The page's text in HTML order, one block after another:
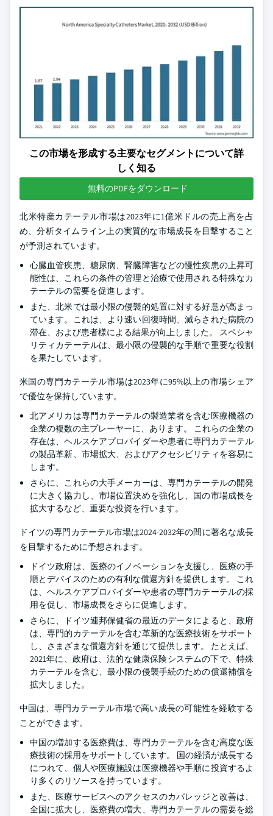
この市場を形成する主要なセグメントについて詳
しく知る
無料のPDFをダウンロード
北米特産カテーテル市場は2023年に1億米ドルの売上高を占
め、分析タイムライン上の実質的な市場成長を目撃すること
が予測されています。
心臓血管疾患、糖尿病、腎臓障害などの慢性疾患の上昇可
能性は、これらの条件の管理と治療で使用される特殊なカ
テーテルの需要を促進します。
また、北米では最小限の侵襲的処置に対する好意が高まっ
ています。これは、より速い回復時間、減らされた病院の
滞在、および患者様による結果が向上しました。 スペシャ
リティカテーテルは、最小限の侵襲的な手順で重要な役割
を果たしています。
米国の専門カテーテル市場は2023年に95%以上の市場シェア
で優位を保持しています。
北アメリカは専門カテーテルの製造業者を含む医療機器の
企業の複数の主プレーヤーに、あります。 これらの企業の
存在は、ヘルスケアプロバイダーや患者に専門カテーテル
の製品革新、市場拡大、およびアクセシビリティを容易に
します。
さらに、これらの大手メーカーは、専門カテーテルの開発
に大きく協力し、市場位置決めを強化し、国の市場成長を
拡大するなど、重要な投資を行います。
ドイツの専門カテーテル市場は2024-2032年の間に著名な成長
を目撃するために予想されます。
ドイツ政府は、医療のイノベーションを支援し、医療の手
順とデバイスのための有利な償還方針を提供します。 これ
は、ヘルスケアプロバイダーや患者の専門カテーテルの採
用を促し、市場成長をさらに促進します。
さらに、ドイツ連邦保健省の最近のデータによると、政府
は、専門的カテーテルを含む革新的な医療技術をサポート
し、さまざまな償還方針を通じて提供します。 たとえば、
2021年に、政府は、法的な健康保険システムの下で、特殊
カテーテルを含む、最小限の侵襲手続のための償還補償を
拡大しました。
中国は、専門カテーテル市場で高い成長の可能性を経験する
ことができます。
中国の増加する医療費は、専門カテーテルを含む高度な医
療技術の採用をサポートしています。 国の経済が成長する
につれて、個人や医療施設は医療機器や手順に投資するよ
り多くのリソースを持っています。
また、医療サービスへのアクセスのカバレッジと改善は、
全国に拡大し、医療費の増大、専門カテーテルの需要を総